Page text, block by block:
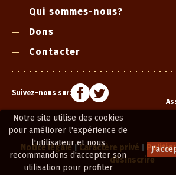
Notre site utilise des cookies
pour améliorer l'expérience de
l'utilisateur et nous
recommandons d'accepter son
utilisation pour profiter
Qui sommes-nous?
Dons
Contacter
Suivez-nous sur:
Notice légale|Caractère privé
désinscrire